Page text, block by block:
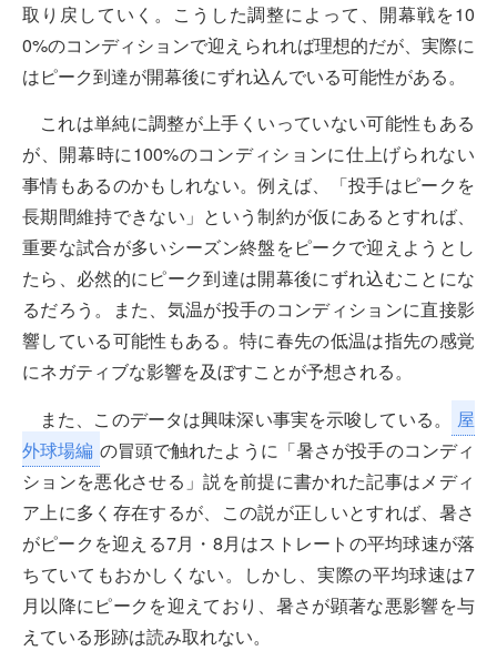
取り戻していく。こうした調整によって、開幕戦を10
0%のコンディションで迎えられれば理想的だが、実際に
はピーク到達が開幕後にずれ込んでいる可能性がある。
これは単純に調整が上手くいっていない可能性もある
が、開幕時に100%のコンディションに仕上げられない
事情もあるのかもしれない。例えば、「投手はピークを
長期間維持できない」という制約が仮にあるとすれば、
重要な試合が多いシーズン終盤をピークで迎えようとし
たら、必然的にピーク到達は開幕後にずれ込むことにな
るだろう。また、気温が投手のコンディションに直接影
響している可能性もある。特に春先の低温は指先の感覚
にネガティブな影響を及ぼすことが予想される。
また、このデータは興味深い事実を示唆している。
屋
外球場編 の冒頭で触れたように「暑さが投手のコンディ
ションを悪化させる」説を前提に書かれた記事はメディ
ア上に多く存在するが、この説が正しいとすれば、暑さ
がピークを迎える7月・8月はストレートの平均球速が落
ちていてもおかしくない。しかし、実際の平均球速は7
月以降にピークを迎えており、暑さが顕著な悪影響を与
えている形跡は読み取れない。